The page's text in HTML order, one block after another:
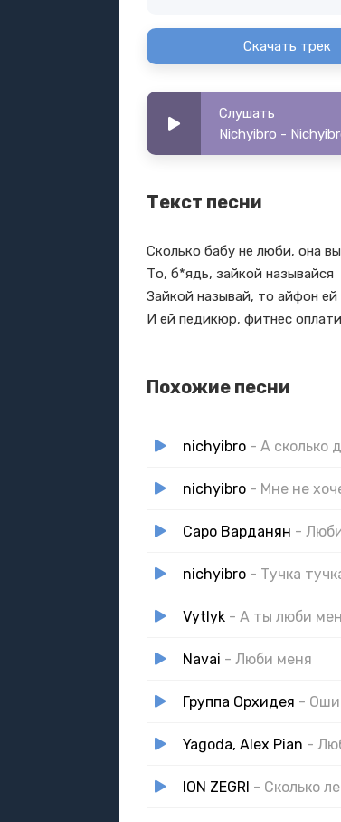
Скачать трек
Слушать
Nichyibro -
Текст песни
Сколько бабу не люби, она
То, б*ядь, зайкой называйся
Зайкой называй, то айфон ей
И ей педикюр, фитнес
Похожие песни
nichyibro - А сколько
nichyibro - Мне не
Саро Варданян -
nichyibro - Тучка
Vytlyk - А ты люби
Navai - Люби меня
Группа Орхидея -
Yagoda, Alex Pian -
ION ZEGRI - Сколько